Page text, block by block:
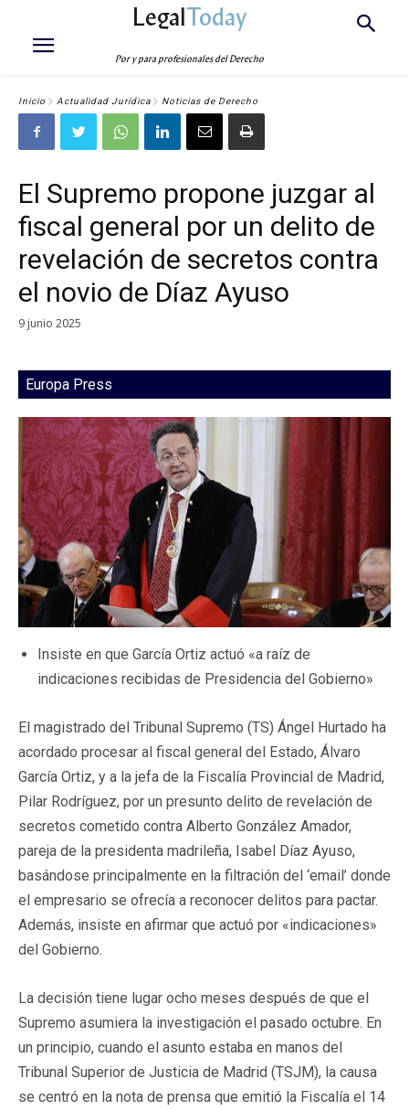
LegalToday
Por y para profesionales del Derecho
Inicio Actualidad Jurídica Noticias de Derecho
El Supremo propone juzgar al
fiscal general por un delito de
revelación de secretos contra
el novio de Díaz Ayuso
9 junio 2025
Europa Press
Insiste en que García Ortiz actuó «a raíz de
indicaciones recibidas de Presidencia del Gobierno»
El magistrado del Tribunal Supremo (TS) Ángel Hurtado ha
acordado procesar al fiscal general del Estado, Álvaro
García Ortiz, y a la jefa de la Fiscalía Provincial de Madrid,
Pilar Rodríguez, por un presunto delito de revelación de
secretos cometido contra Alberto González Amador,
pareja de la presidenta madrileña, Isabel Díaz Ayuso,
basándose principalmente en la filtración del ‘email’ donde
el empresario se ofrecía a reconocer delitos para pactar.
Además, insiste en afirmar que actuó por «indicaciones»
del Gobierno.
La decisión tiene lugar ocho meses después de que el
Supremo asumiera la investigación el pasado octubre. En
un principio, cuando el asunto estaba en manos del
Tribunal Superior de Justicia de Madrid (TSJM), la causa
se centró en la nota de prensa que emitió la Fiscalía el 14